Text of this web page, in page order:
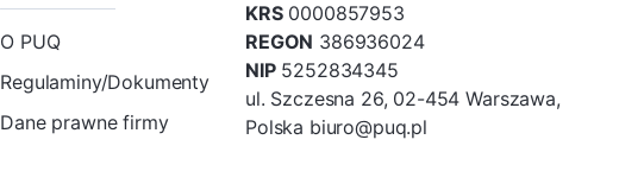
O PUQ
Regulaminy/Dokumenty
Dane prawne firmy
KRS0000857953
REGON 386936024
NIP5252834345
ul. Szczesna 26, 02-454 Warszawa,
Polska biuro@puq.pl